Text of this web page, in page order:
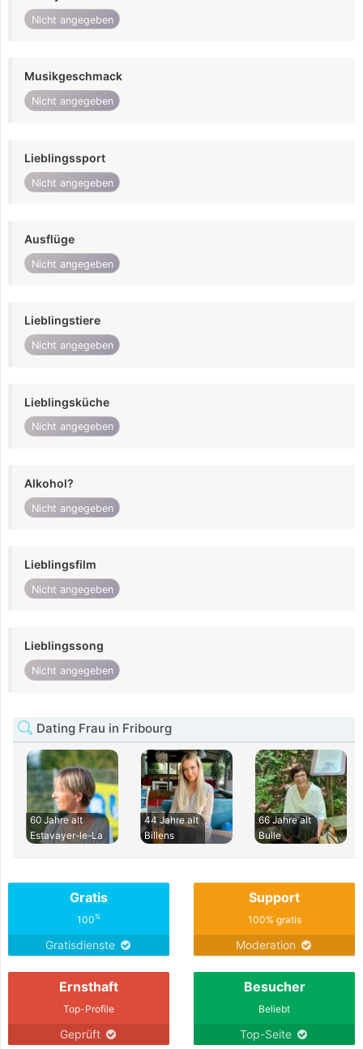
Nicht angegeben
Musikgeschmack
Nicht angegeben
Lieblingssport
Nicht angegeben
Ausflüge
Nicht angegeben
Lieblingstiere
Nicht angegeben
Lieblingsküche
Nicht angegeben
Alkohol?
Nicht angegeben
Lieblingsfilm
Nicht angegeben
Lieblingssong
Nicht angegeben
Dating Frau in Fribourg
60 Jahre alt
Estavayer-le-La
44 Jahre alt
Billens
66 Jahre alt
Bulle
Gratis
100%
Gratisdienste
Support
100% gratis
Moderation
Ernsthaft
Top-Profile
Geprüft
Besucher
Beliebt
Top-Seite